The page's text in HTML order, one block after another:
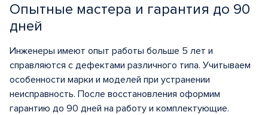
Опытные мастера и гарантия до 90
дней
Инженеры имеют опыт работы больше 5 лет и
справляются с дефектами различного типа. Учитываем
особенности марки и моделей при устранении
неисправность. После восстановления оформим
гарантию до 90 дней на работу и комплектующие.